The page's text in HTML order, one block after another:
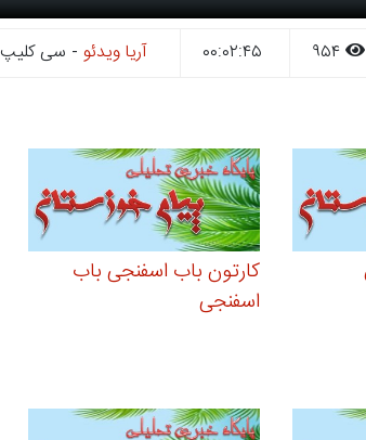
آریا ویدئو - سی کلیپ
کارتون باب اسفنجی باب
اسفنجی